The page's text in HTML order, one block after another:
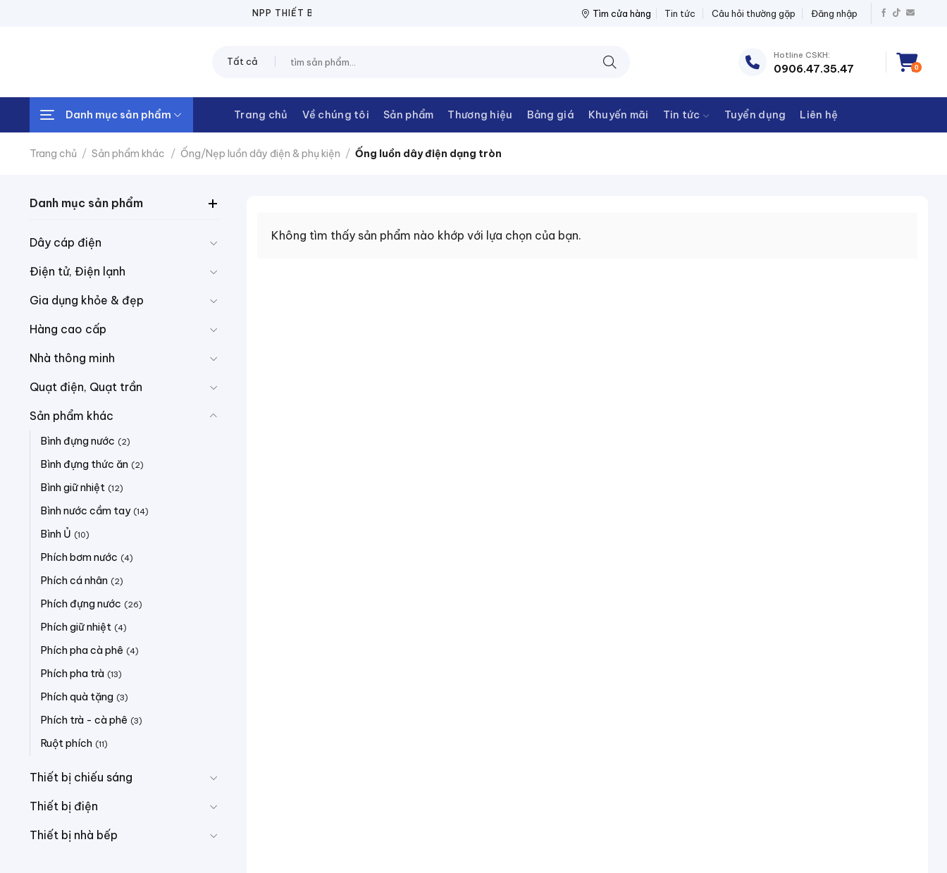
NPP THIẾT BỊ ĐIỆN THANH CHÂU NPP THIẾT BỊ ĐIỆN THANH CHÂU
Tìm cửa hàng Tin tức Câu hỏi thường gặp Đăng nhập
kiếm:
Hotline CSKH:
0906.47.35.47 0
Danh mục sản phẩm Trang chủ Về chúng tôi Sản phẩm Thương hiệu Bảng giá Khuyến mãi Tin tức Tuyển dụng Liên hệ
Trang chủ / Sản phẩm khác / Ống/Nẹp luồn dây điện & phụ kiện / Ống luồn dây điện dạng tròn
Danh mục sản phẩm
Dây cáp điện
Điện tử, Điện lạnh
Gia dụng khỏe & đẹp
Hàng cao cấp
Nhà thông minh
Quạt điện, Quạt trần
Sản phẩm khác
Bình đựng nước (2)
Bình đựng thức ăn (2)
Bình giữ nhiệt (12)
Bình nước cầm tay (14)
Bình Ủ (10)
Phích bơm nước (4)
Phích cá nhân (2)
Phích đựng nước (26)
Phích giữ nhiệt (4)
Phích pha cà phê (4)
Phích pha trà (13)
Phích quà tặng (3)
Phích trà - cà phê (3)
Ruột phích (11)
Thiết bị chiếu sáng
Thiết bị điện
Thiết bị nhà bếp
Không tìm thấy sản phẩm nào khớp với lựa chọn của bạn.